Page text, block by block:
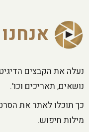
אנחנו
נעלה את הקבצים
נושאים, תאריכים וכו'.
כך תוכלו לאתר את
מילות חיפוש.